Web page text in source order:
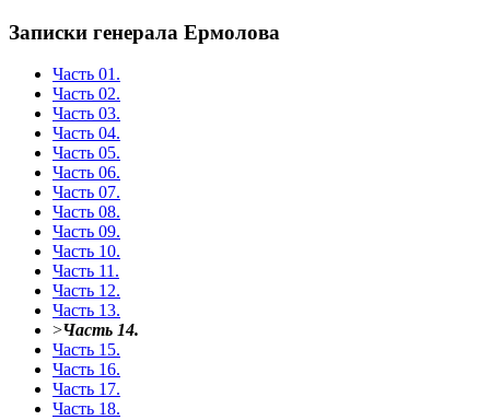
Записки генерала Ермолова
Часть 01.
Часть 02.
Часть 03.
Часть 04.
Часть 05.
Часть 06.
Часть 07.
Часть 08.
Часть 09.
Часть 10.
Часть 11.
Часть 12.
Часть 13.
>Часть 14.
Часть 15.
Часть 16.
Часть 17.
Часть 18.